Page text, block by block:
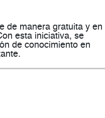
de manera gratuita y en
esta iniciativa, se
de conocimiento en